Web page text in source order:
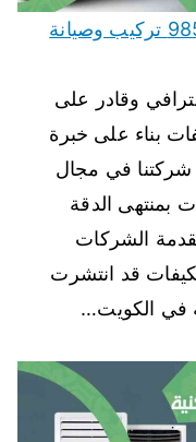
فني تكييف هندي الشويخ 98548488 تركيب وصيانة
وقادر على
بناء على خبرة
شركتنا في مجال
بمنتهى الدقة
الشركات
قد انتشرت
في الكويت…